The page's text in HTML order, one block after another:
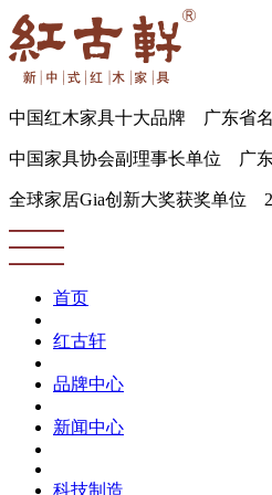
中国红木家具十大品牌 广东省
中国家具协会副理事长单位 广
全球家居Gia创新大奖获奖单位
首页
红古轩
品牌中心
新闻中心
科技制造